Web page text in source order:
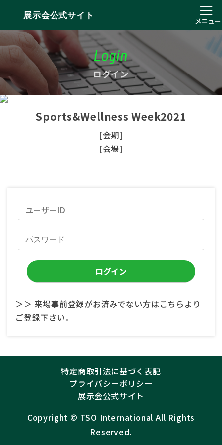
展示会公式サイト
メニュー
Login
ログイン
Sports&Wellness Week2021
[会期]
[会場]
＞＞ 来場事前登録がお済みでない方はこちらより
ご登録下さい。
特定商取引法に基づく表記
プライバシーポリシー
展示会公式サイト
Copyright ©︎ TSO International All Rights
Reserved.